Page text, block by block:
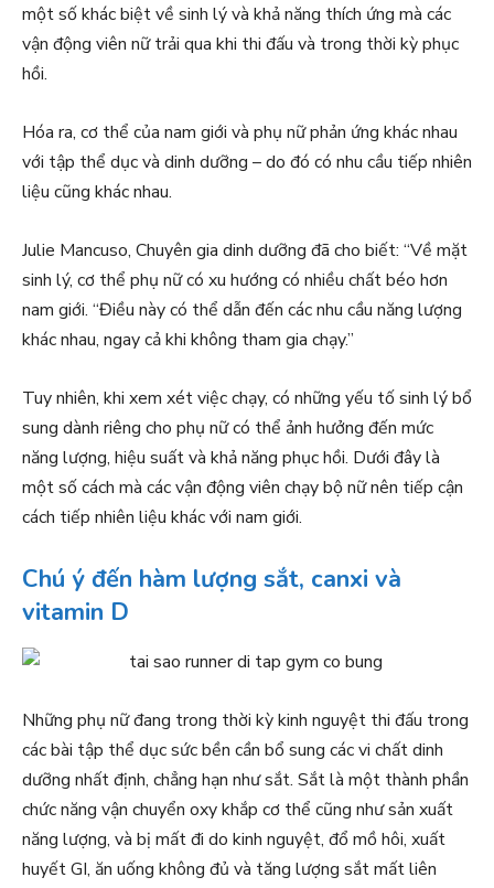
một số khác biệt về sinh lý và khả năng thích ứng mà các
vận động viên nữ trải qua khi thi đấu và trong thời kỳ phục
hồi.
Hóa ra, cơ thể của nam giới và phụ nữ phản ứng khác nhau
với tập thể dục và dinh dưỡng – do đó có nhu cầu tiếp nhiên
liệu cũng khác nhau.
Julie Mancuso, Chuyên gia dinh dưỡng đã cho biết: “Về mặt
sinh lý, cơ thể phụ nữ có xu hướng có nhiều chất béo hơn
nam giới. “Điều này có thể dẫn đến các nhu cầu năng lượng
khác nhau, ngay cả khi không tham gia chạy.”
Tuy nhiên, khi xem xét việc chạy, có những yếu tố sinh lý bổ
sung dành riêng cho phụ nữ có thể ảnh hưởng đến mức
năng lượng, hiệu suất và khả năng phục hồi. Dưới đây là
một số cách mà các vận động viên chạy bộ nữ nên tiếp cận
cách tiếp nhiên liệu khác với nam giới.
Chú ý đến hàm lượng sắt, canxi và
vitamin D
Những phụ nữ đang trong thời kỳ kinh nguyệt thi đấu trong
các bài tập thể dục sức bền cần bổ sung các vi chất dinh
dưỡng nhất định, chẳng hạn như sắt. Sắt là một thành phần
chức năng vận chuyển oxy khắp cơ thể cũng như sản xuất
năng lượng, và bị mất đi do kinh nguyệt, đổ mồ hôi, xuất
huyết GI, ăn uống không đủ và tăng lượng sắt mất liên